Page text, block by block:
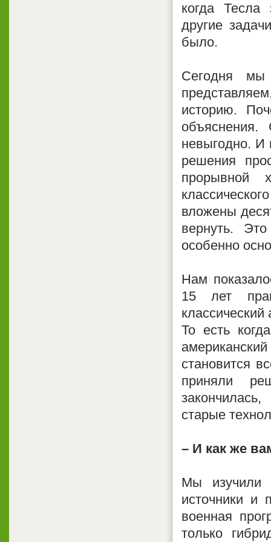
когда Тесла
другие
было.
Сегодня
историю.
невыгодно. И
решения
прорывной
вложены
вернуть.
особенно
Нам
15 лет
То есть
становится
приняли
старые
– И как же
Мы изучили
источники и
военная
только